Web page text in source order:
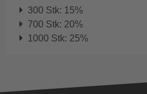
300 Stk: 15%
700 Stk: 20%
1000 Stk: 25%